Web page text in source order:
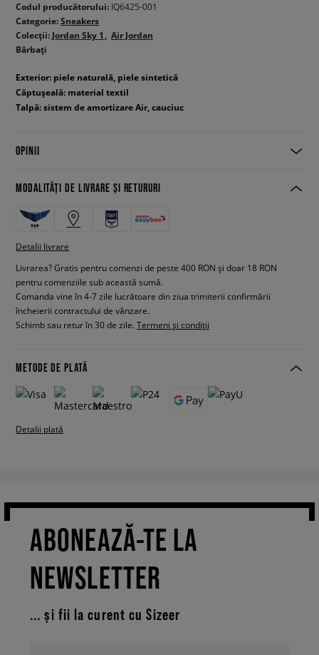
Codul producătorului: IQ6425-001
Categorie:Sneakers
Colecții: Jordan Sky 1
Air Jordan
Bărbați
Exterior: piele naturală, piele sintetică
Căptușeală: material textil
Talpă: sistem de amortizare Air, cauciuc
OPINII
MODALITĂȚI DE LIVRARE ȘI RETURURI
Detalii livrare
Livrarea? Gratis pentru comenzi de peste 400 RON și doar 18 RON
pentru comenziile sub această sumă.
Comanda vine în 4-7 zile lucrătoare din ziua trimiterii confirmării
încheierii contractului de vânzare.
Schimb sau retur în 30 de zile. Termeni și condiții
METODE DE PLATĂ
Detalii plată
ABONEAZĂ-TE LA
NEWSLETTER
... și fii la curent cu Sizeer